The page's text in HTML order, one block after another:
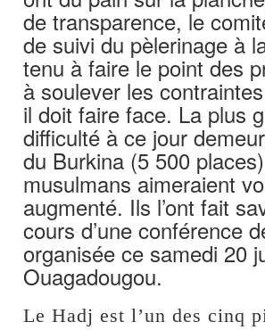
de transparence, le
de suivi du pèlerinage à
tenu à faire le point des
à soulever les
il doit faire face. La plus
difficulté à ce jour
du Burkina (5 500
musulmans aimeraient
augmenté. Ils l’ont fait
cours d’une conférence
organisée ce samedi 20
Ouagadougou.
Le Hadj est l’un des cinq